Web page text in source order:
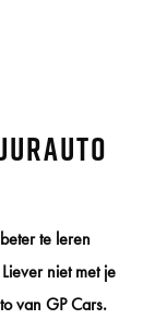
te leren
niet met je
van GP Cars.